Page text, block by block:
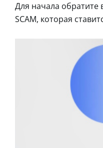
Для начала
SCAM, которая